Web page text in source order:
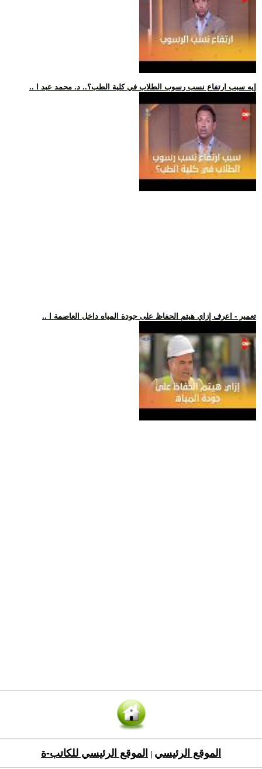
.. إيه سبب ارتفاع نسب رسوب الطلاب في كلية الطب؟.. د. محمد عبد ا
.. تعمير - اعرف إزاي هيتم الحفاظ على جودة المياه داخل العاصمة ا
الموقع الرئيسي الموقع الرئيسي للكاتب-ة